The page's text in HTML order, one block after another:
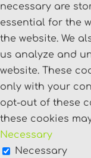
necessary are
essential for the
the website. We
us analyze and
website. These
only with your
opt-out of these
these cookies
Necessary
Necessary